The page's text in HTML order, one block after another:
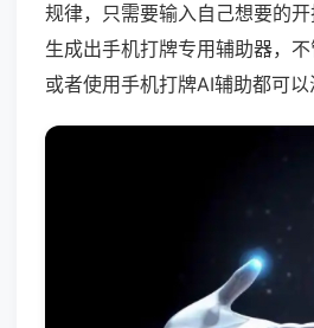
规律，只需要输入自己想要的
生成出手机打牌专用辅助器，
或者使用手机打牌AI辅助都可以